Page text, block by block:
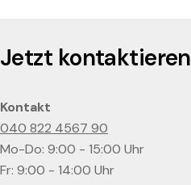
Jetzt kontaktieren
Kontakt
040 822 4567 90
Mo-Do: 9:00 - 15:00 Uhr
Fr: 9:00 - 14:00 Uhr